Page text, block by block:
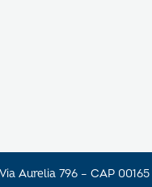
Aurelia 796 – CAP